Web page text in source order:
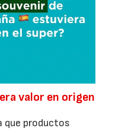
valor en origen
que productos